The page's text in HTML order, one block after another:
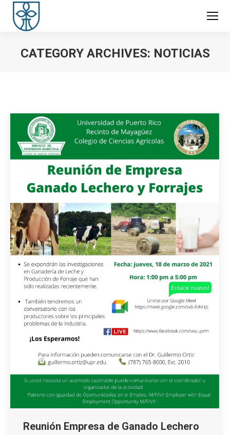
CATEGORY ARCHIVES: NOTICIAS
Reunión Empresa de Ganado Lechero